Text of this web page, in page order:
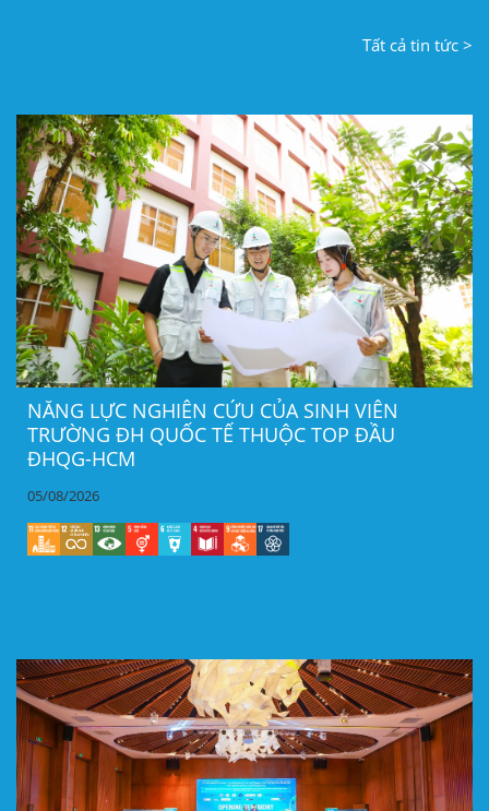
Tất cả tin tức >
NĂNG LỰC NGHIÊN CỨU CỦA SINH VIÊN
TRƯỜNG ĐH QUỐC TẾ THUỘC TOP ĐẦU
ĐHQG-HCM
05/08/2026